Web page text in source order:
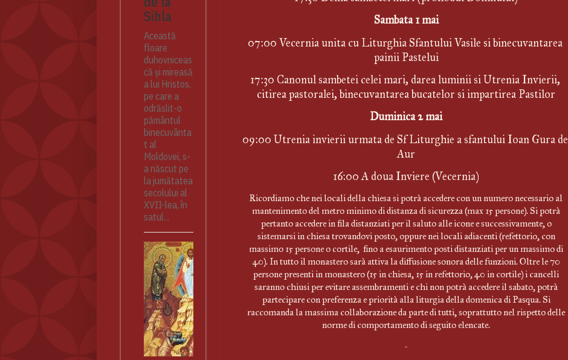
Sambata 1 mai
07:00 Vecernia unita cu Liturghia Sfantului Vasile si binecuvantarea
painii Pastelui
17:30 Canonul sambetei celei mari, darea luminii si Utrenia Invierii,
citirea pastoralei, binecuvantarea bucatelor si impartirea Pastilor
Duminica 2 mai
09:00 Utrenia invierii urmata de Sf Liturghie a sfantului Ioan Gura de
Aur
16:00 A doua Inviere (Vecernia)
Ricordiamo che nei locali della chiesa si potrà accedere con un numero necessario al
mantenimento del metro minimo di distanza di sicurezza (max 15 persone). Si potrà
pertanto accedere in fila distanziati per il saluto alle icone e successivamente, o
sistemarsi in chiesa trovandovi posto, oppure nei locali adiacenti (refettorio, con
massimo 15 persone o cortile, fino a esaurimento posti distanziati per un massimo di
40). In tutto il monastero sarà attiva la diffusione sonora delle funzioni. Oltre le 70
persone presenti in monastero (15 in chiesa, 15 in refettorio, 40 in cortile) i cancelli
saranno chiusi per evitare assembramenti e chi non potrà accedere il sabato, potrà
partecipare con preferenza e priorità alla liturgia della domenica di Pasqua. Si
raccomanda la massima collaborazione da parte di tutti, soprattutto nel rispetto delle
norme di comportamento di seguito elencate.
-
Sihla
Această
floare
duhovniceas
că și mireasă
a lui Hristos,
pe care a
odrăslit-o
pământul
binecuvânta
t al
Moldovei, s-
a născut pe
la jumătatea
secolului al
XVII-lea, în
satul...